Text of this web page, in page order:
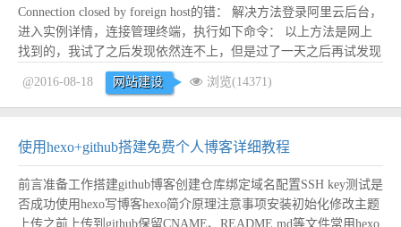
Connection closed by foreign host的错： 解决方法登录阿里云后台，
进入实例详情，连接管理终端，执行如下命令： 以上方法是网上
找到的，我试了之后发现依然连不上，但是过了一天之后再试发现
没问题了，所以到底是这个问题过一段时间会自己会自动变好呢，
还是执行上述代码之后需要过一段时间才生效呢？不得而知。 具
体多久...阅读全文
@2016-08-18 网站建设 浏览(14371)
使用hexo+github搭建免费个人博客详细教程
前言准备工作搭建github博客创建仓库绑定域名配置SSH key测试是
否成功使用hexo写博客hexo简介原理注意事项安装初始化修改主题
上传之前上传到github保留CNAME、README.md等文件常用hexo